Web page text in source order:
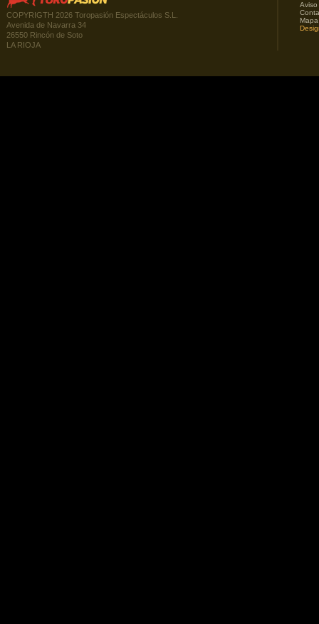
COPYRIGTH 2026 Toropasión Espectáculos S.L.
Avenida de Navarra 34
26550 Rincón de Soto
LA RIOJA